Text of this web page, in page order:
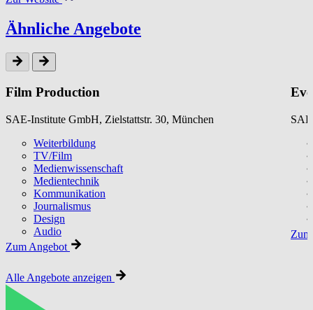
Ähnliche Angebote
Film Production
SAE-Institute GmbH, Zielstattstr. 30, München
Weiterbildung
TV/Film
Medienwissenschaft
Medientechnik
Kommunikation
Journalismus
Design
Audio
Zum Angebot
Alle Angebote anzeigen